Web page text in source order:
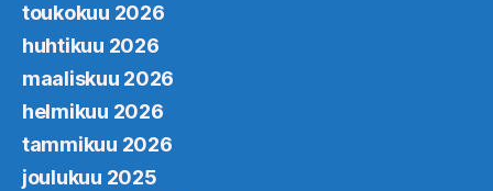
toukokuu 2026
huhtikuu 2026
maaliskuu 2026
helmikuu 2026
tammikuu 2026
joulukuu 2025